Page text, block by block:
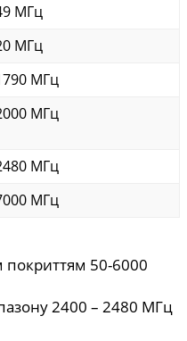
МГц
МГц
МГц
МГц
МГц
МГц
50-6000
2400 – 2480 МГц